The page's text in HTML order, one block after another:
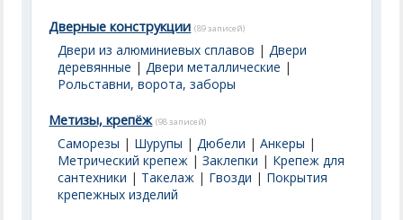
Дверные конструкции (89 записей)
Двери из алюминиевых сплавов |Двери
деревянные |Двери металлические |
Рольставни, ворота, заборы
Метизы, крепёж (98 записей)
Саморезы | Шурупы |Дюбели |Анкеры |
Метрический крепеж |Заклепки | Крепеж для
сантехники | Такелаж | Гвозди | Покрытия
крепежных изделий